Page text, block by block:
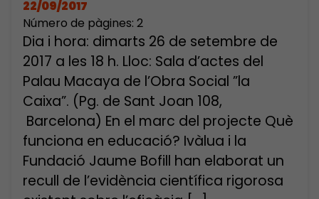
22/09/2017
Número de pàgines: 2
Dia i hora: dimarts 26 de setembre de
2017 a les 18 h. Lloc: Sala d’actes del
Palau Macaya de l’Obra Social ”la
Caixa”. (Pg. de Sant Joan 108,
Barcelona) En el marc del projecte Què
funciona en educació? Ivàlua i la
Fundació Jaume Bofill han elaborat un
recull de l’evidència científica rigorosa